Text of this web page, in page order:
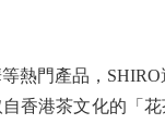
門產品，SHIRO
香港茶文化的「